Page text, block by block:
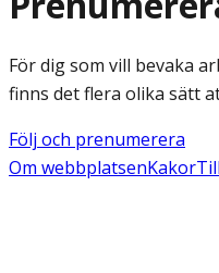
För dig som vill bevaka
finns det flera olika sätt
Följ och prenumerera
Om webbplatsenKakor